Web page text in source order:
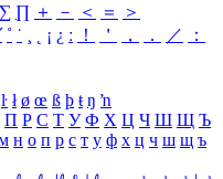
∑ ∏ ＋ － ＜ ＝
＞
˚ ˙ ¸ ¡ ¿ ː ！ ＇ ， ． ／
：
ŀ ł ø œ ß þ ŧ ŋ ŉ
П Р С Т У Ф Х Ц Ч Ш Щ Ъ
н о п р с т у ф х ц ч ш щ ъ